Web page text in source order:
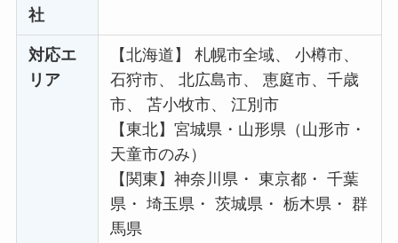
社
対応エ
リア
【北海道】 札幌市全域、 小樽市、
石狩市、 北広島市、 恵庭市、千歳
市、 苫小牧市、 江別市
【東北】宮城県・山形県（山形市・
天童市のみ）
【関東】神奈川県・ 東京都・ 千葉
県・ 埼玉県・ 茨城県・ 栃木県・ 群
馬県